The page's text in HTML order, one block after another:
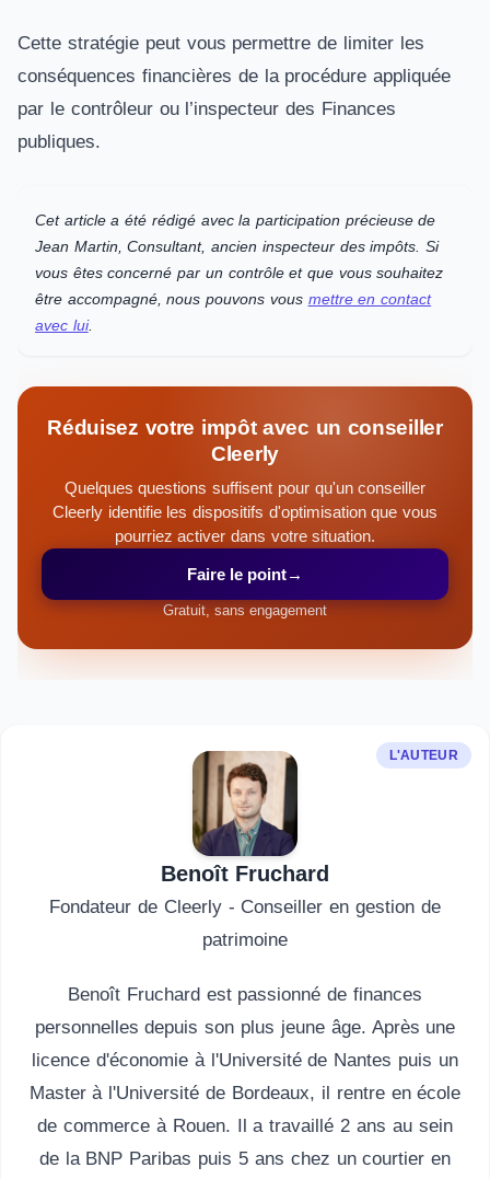
Cette stratégie peut vous permettre de limiter les
conséquences financières de la procédure appliquée
par le contrôleur ou l’inspecteur des Finances
publiques.
Cet article a été rédigé avec la participation précieuse de
Jean Martin, Consultant, ancien inspecteur des impôts. Si
vous êtes concerné par un contrôle et que vous souhaitez
être accompagné, nous pouvons vous mettre en contact
avec lui.
Réduisez votre impôt avec un conseiller
Cleerly
Quelques questions suffisent pour qu'un conseiller
Cleerly identifie les dispositifs d'optimisation que vous
pourriez activer dans votre situation.
Faire le point→
Gratuit, sans engagement
L'AUTEUR
Benoît Fruchard
Fondateur de Cleerly - Conseiller en gestion de
patrimoine
Benoît Fruchard est passionné de finances
personnelles depuis son plus jeune âge. Après une
licence d'économie à l'Université de Nantes puis un
Master à l'Université de Bordeaux, il rentre en école
de commerce à Rouen. Il a travaillé 2 ans au sein
de la BNP Paribas puis 5 ans chez un courtier en